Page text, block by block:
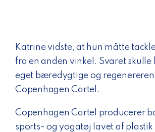
Katrine vidste, at hun måtte
fra en anden vinkel. Svaret skulle
eget bæredygtige og
Copenhagen Cartel.
Copenhagen Cartel producerer
sports- og yogatøj lavet af plastik